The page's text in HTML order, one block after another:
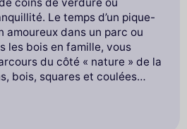
Le temps d’un pique-
amoureux dans un parc ou
les bois en famille, vous
du côté « nature » de la
bois, squares et coulées
verdure trouveront forcément
grande variété de parcs à
au vert sans même avoir